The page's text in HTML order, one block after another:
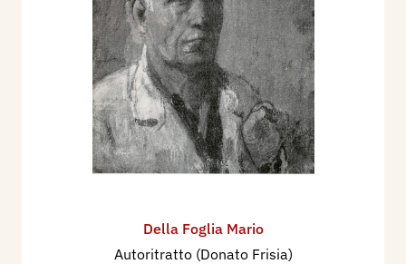
Internazionale Vedove e Familiari d’Artisti,
catalogo mostra, Piacenza, Salone del Palazzo
Gotico, Piazza Cavalli, 4-19 Aprile 1964, p. 43.
Della Foglia Mario
Autoritratto (Donato Frisia)